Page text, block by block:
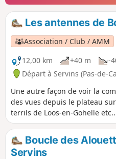
Les antennes de
Association / Club / AMM
12,00 km
+40 m -
Départ à Servins (Pas-de-
Une autre façon de voir la
des vues depuis le plateau
terrils de Loos-en-Gohelle
Boucle des
Servins